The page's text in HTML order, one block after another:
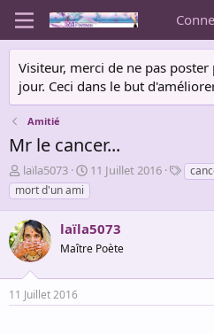
Visiteur, merci de ne pas
jour. Ceci dans le but
Amitié
Mr le cancer...
A
u
t
e
u
r
d
e
l
laïla5073
D
a
t
d
e
é
11 Juillet 2016
T
a
mort d'un ami
laïla5073
Maître Poète
11 Juillet 2016